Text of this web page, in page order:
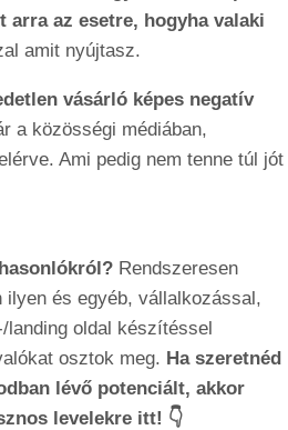
arra az esetre, hogyha valaki
amit nyújtasz.
vásárló képes negatív
a közösségi médiában,
Ami pedig nem tenne túl jót
Rendszeresen
ilyen és egyéb, vállalkozással,
landing oldal készítéssel
osztok meg. Ha szeretnéd
lévő potenciált, akkor
levelekre itt! 👇